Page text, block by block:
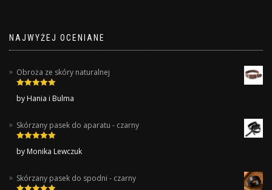
NAJWYŻEJ OCENIANE
Obroża ze skóry naturalnej
of 5
by Hania i Bulma
Skórzany pasek do aparatu - czarny
of 5
by Monika Lewczuk
Skórzany pasek do spodni - czarny